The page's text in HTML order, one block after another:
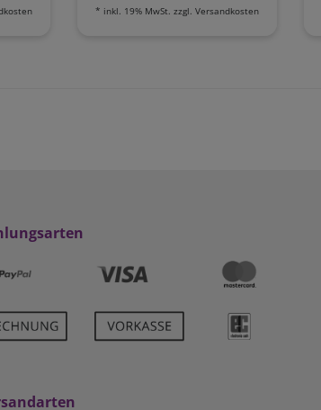
* inkl. 19% MwSt. zzgl. Versandkosten